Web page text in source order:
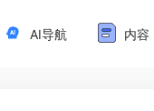
AI导航 内容